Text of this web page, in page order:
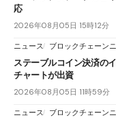
応
2026年08月05日 15時12分
ニュース ブロックチェーン
ステーブルコイン決済の
チャートが出資
2026年08月05日 11時59分
ニュース ブロックチェーン